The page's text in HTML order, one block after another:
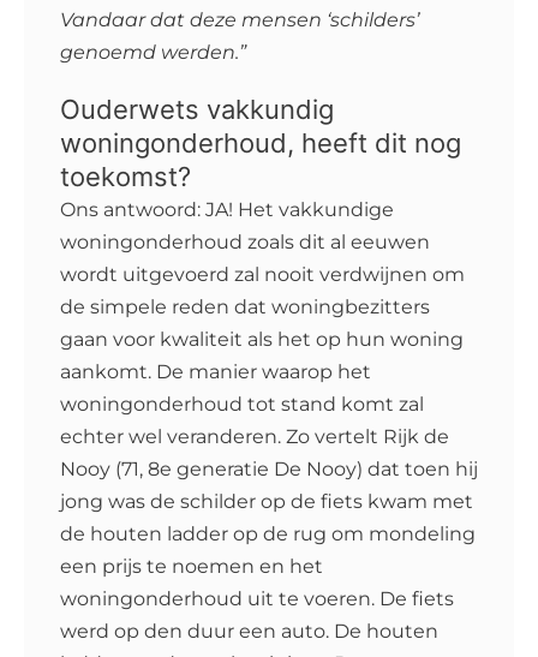
Vandaar dat deze mensen ‘schilders’
genoemd werden.”
Ouderwets vakkundig
woningonderhoud, heeft dit nog
toekomst?
Ons antwoord: JA! Het vakkundige
woningonderhoud zoals dit al eeuwen
wordt uitgevoerd zal nooit verdwijnen om
de simpele reden dat woningbezitters
gaan voor kwaliteit als het op hun woning
aankomt. De manier waarop het
woningonderhoud tot stand komt zal
echter wel veranderen. Zo vertelt Rijk de
Nooy (71, 8e generatie De Nooy) dat toen hij
jong was de schilder op de fiets kwam met
de houten ladder op de rug om mondeling
een prijs te noemen en het
woningonderhoud uit te voeren. De fiets
werd op den duur een auto. De houten